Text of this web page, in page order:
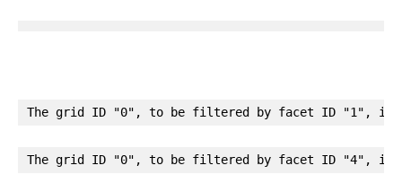
The grid ID "0", to be filtered by facet ID "1", is
The grid ID "0", to be filtered by facet ID "4", is